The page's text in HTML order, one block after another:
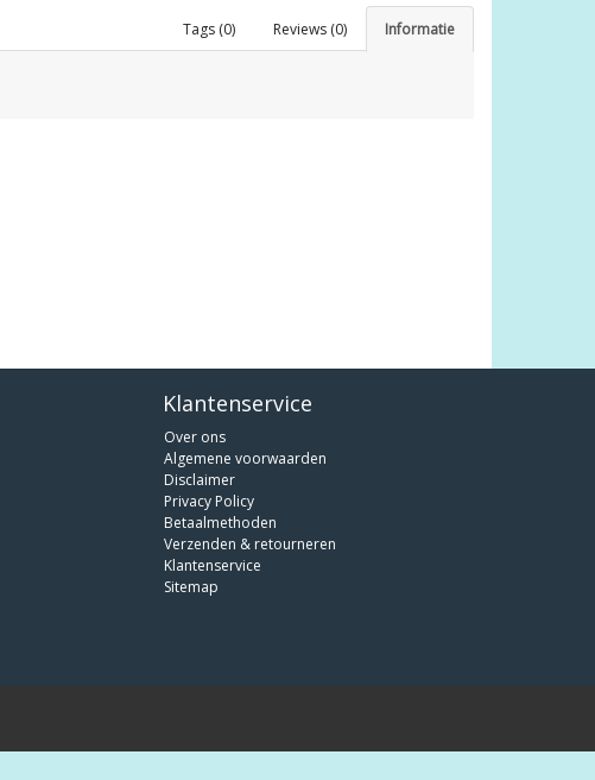
Informatie
Reviews (0)
Tags (0)
Klantenservice
Over ons
Algemene voorwaarden
Disclaimer
Privacy Policy
Betaalmethoden
Verzenden & retourneren
Klantenservice
Sitemap